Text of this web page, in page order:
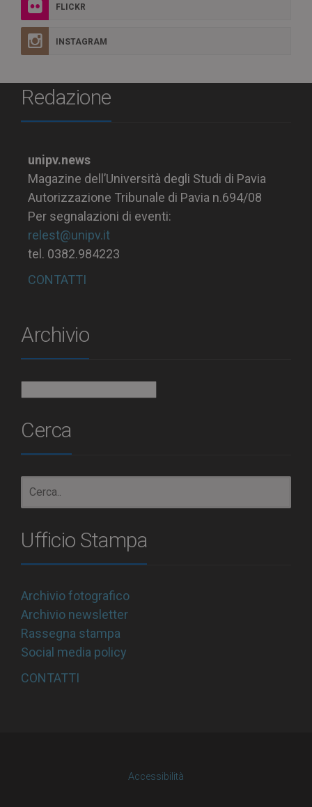
FLICKR
INSTAGRAM
Redazione
unipv.news
Magazine dell’Università degli Studi di Pavia
Autorizzazione Tribunale di Pavia n.694/08
Per segnalazioni di eventi:
relest@unipv.it
tel. 0382.984223
CONTATTI
Archivio
Cerca
Ufficio Stampa
Archivio fotografico
Archivio newsletter
Rassegna stampa
Social media policy
CONTATTI
Accessibilità